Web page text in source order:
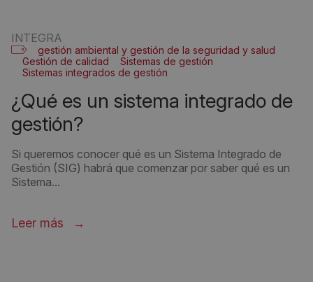
INTEGRA
gestión ambiental y gestión de la seguridad y salud
Gestión de calidad
Sistemas de gestión
Sistemas integrados de gestión
¿qué es un sistema integrado de
gestión?
Si queremos conocer qué es un Sistema Integrado de
Gestión (SIG) habrá que comenzar por saber qué es un
Sistema...
Leer más